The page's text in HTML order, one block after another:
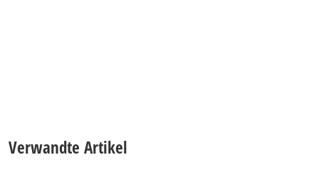
Verwandte Artikel